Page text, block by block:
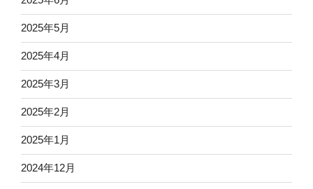
2025年5月
2025年4月
2025年3月
2025年2月
2025年1月
2024年12月